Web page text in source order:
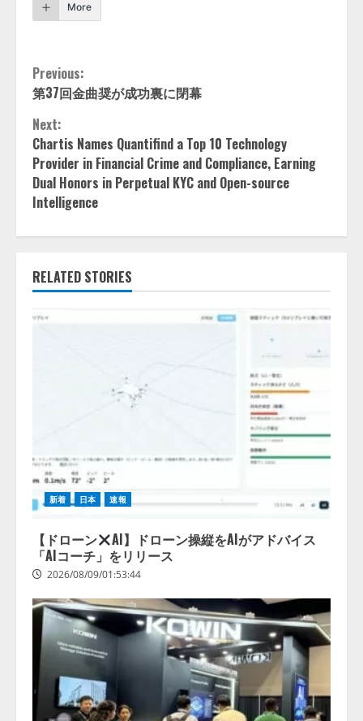
More
Continue
Reading
Previous:
第37回金曲奨が成功裏に閉幕
Next:
Chartis Names Quantifind a Top 10 Technology
Provider in Financial Crime and Compliance, Earning
Dual Honors in Perpetual KYC and Open-source
Intelligence
RELATED STORIES
新着 日本 速報
【ドローン
AI】ドローン操縦をAIがアドバイス
「AIコーチ」をリリース
2026/08/09/01:53:44